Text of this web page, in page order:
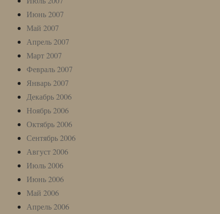
Июнь 2007
Май 2007
Апрель 2007
Март 2007
Февраль 2007
Январь 2007
Декабрь 2006
Ноябрь 2006
Октябрь 2006
Сентябрь 2006
Август 2006
Июль 2006
Июнь 2006
Май 2006
Апрель 2006